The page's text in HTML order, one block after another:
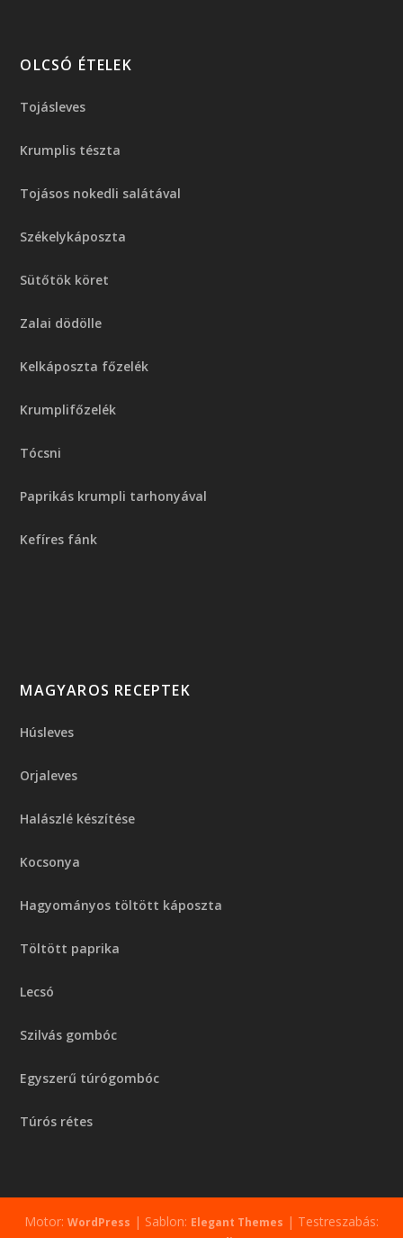
OLCSÓ ÉTELEK
Tojásleves
Krumplis tészta
Tojásos nokedli salátával
Székelykáposzta
Sütőtök köret
Zalai dödölle
Kelkáposzta főzelék
Krumplifőzelék
Tócsni
Paprikás krumpli tarhonyával
Kefíres fánk
MAGYAROS RECEPTEK
Húsleves
Orjaleves
Halászlé készítése
Kocsonya
Hagyományos töltött káposzta
Töltött paprika
Lecsó
Szilvás gombóc
Egyszerű túrógombóc
Túrós rétes
Motor: WordPress | Sablon: Elegant Themes | Testreszabás: